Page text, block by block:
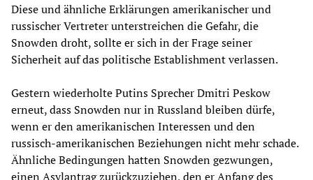
Diese und ähnliche Erklärungen amerikanischer und
russischer Vertreter unterstreichen die Gefahr, die
Snowden droht, sollte er sich in der Frage seiner
Sicherheit auf das politische Establishment verlassen.
Gestern wiederholte Putins Sprecher Dmitri Peskow
erneut, dass Snowden nur in Russland bleiben dürfe,
wenn er den amerikanischen Interessen und den
russisch-amerikanischen Beziehungen nicht mehr schade.
Ähnliche Bedingungen hatten Snowden gezwungen,
einen Asylantrag zurückzuziehen, den er Anfang des